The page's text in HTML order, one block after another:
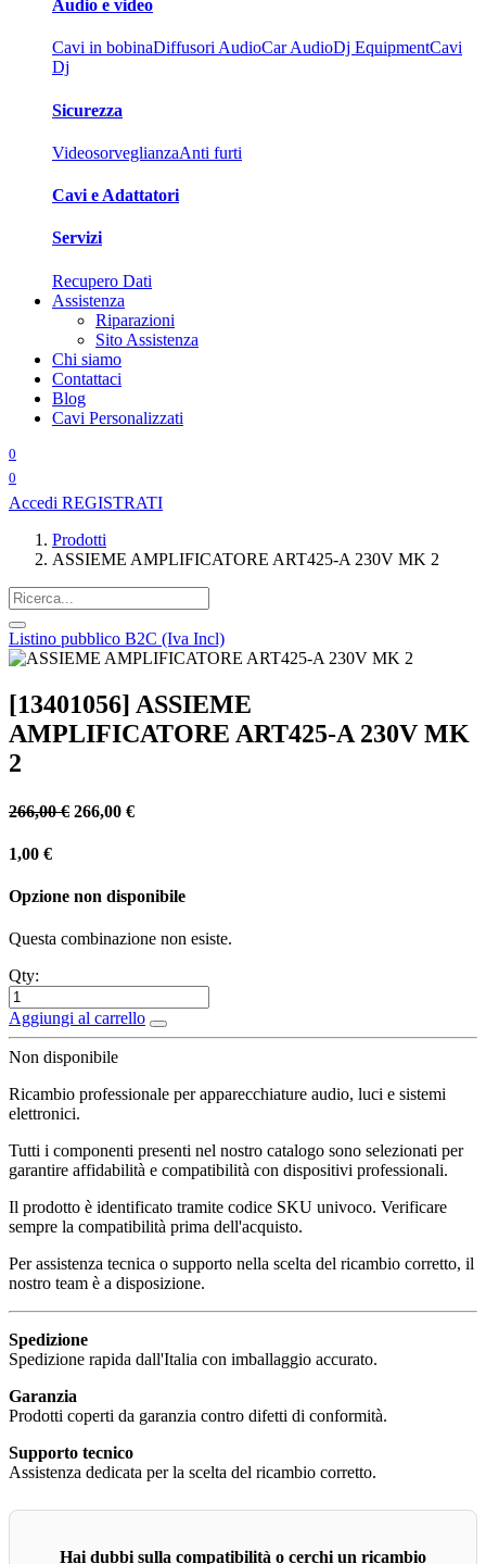
Audio e video
Cavi in bobinaDiffusori AudioCar AudioDj EquipmentCavi
Dj
Sicurezza
VideosorveglianzaAnti furti
Cavi e Adattatori
Servizi
Recupero Dati
Assistenza
Riparazioni
Sito Assistenza
Chi siamo
Contattaci
Blog
Cavi Personalizzati
0
0
Accedi REGISTRATI
Prodotti
ASSIEME AMPLIFICATORE ART425-A 230V MK 2
Listino pubblico B2C (Iva Incl)
[13401056] ASSIEME
AMPLIFICATORE ART425-A 230V MK
2
266,00€ 266,00 €
1,00 €
Opzione non disponibile
Questa combinazione non esiste.
Qty:
Aggiungi al carrello
Non disponibile
Ricambio professionale per apparecchiature audio, luci e sistemi
elettronici.
Tutti i componenti presenti nel nostro catalogo sono selezionati per
garantire affidabilità e compatibilità con dispositivi professionali.
Il prodotto è identificato tramite codice SKU univoco. Verificare
sempre la compatibilità prima dell'acquisto.
Per assistenza tecnica o supporto nella scelta del ricambio corretto, il
nostro team è a disposizione.
Spedizione
Spedizione rapida dall'Italia con imballaggio accurato.
Garanzia
Prodotti coperti da garanzia contro difetti di conformità.
Supporto tecnico
Assistenza dedicata per la scelta del ricambio corretto.
Hai dubbi sulla compatibilità o cerchi un ricambio